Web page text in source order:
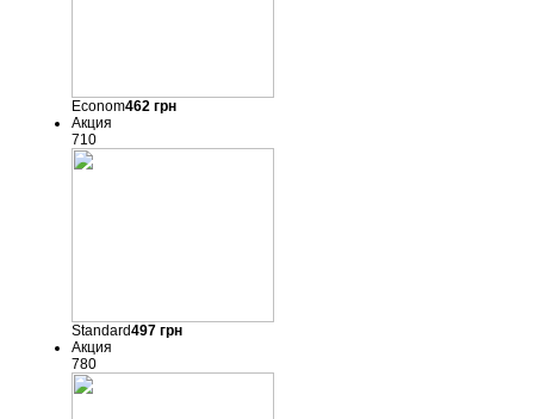
Econom462грн
Акция
710
Standard497грн
Акция
780